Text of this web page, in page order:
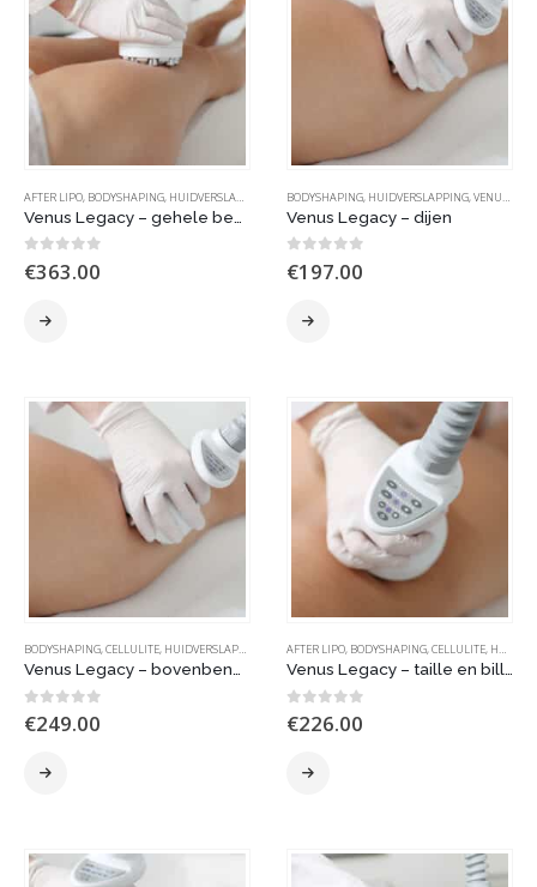
AFTER LIPO, BODYSHAPING, HUIDVERSLAPPING VENUS LEGACY | MP2
0out of 5
€363.00
BODYSHAPING, HUIDVERSLAPPING,VENUS LEGACY | MP2
Venus Legacy – dijen
0out of 5
€197.00
BODYSHAPING,CELLULITE, HUIDVERSLAPPING VENUS LEGACY | MP2
Venus Legacy – bovenbenen
0out of 5
€249.00
AFTER LIPO, BODYSHAPING,CELLULITE, HUIDVERSLAPPING
Venus Legacy – taille en billen
0out of 5
€226.00